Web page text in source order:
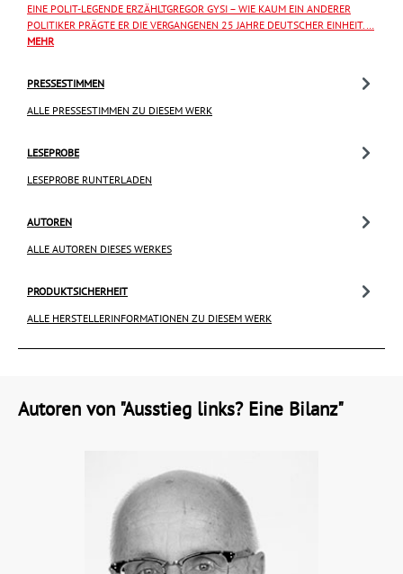
EINE POLIT-LEGENDE ERZÄHLTGREGOR GYSI – WIE KAUM EIN ANDERER
POLITIKER PRÄGTE ER DIE VERGANGENEN 25 JAHRE DEUTSCHER EINHEIT.…
MEHR
PRESSESTIMMEN
ALLE PRESSESTIMMEN ZU DIESEM WERK
LESEPROBE
LESEPROBE RUNTERLADEN
AUTOREN
ALLE AUTOREN DIESES WERKES
PRODUKTSICHERHEIT
ALLE HERSTELLERINFORMATIONEN ZU DIESEM WERK
Autoren von "Ausstieg links? Eine Bilanz"